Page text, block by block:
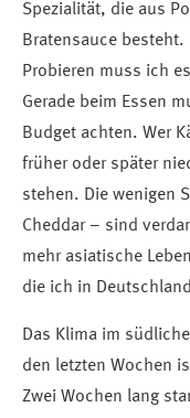
Spezialität, die aus
Bratensauce
Probieren muss ich
Gerade beim Essen
Budget achten. Wer
früher oder später
stehen. Die wenigen
Cheddar – sind
mehr asiatische
die ich in
Das Klima im
den letzten Wochen
Zwei Wochen lang